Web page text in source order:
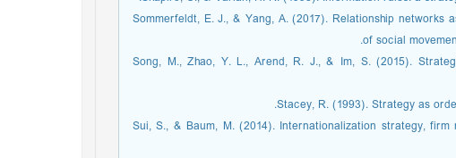
Sommerfeldt, E. J., & Yang, A. (2017). Relationship
of social
Song, M., Zhao, Y. L., Arend, R. J., & Im, S. (2015).
Stacey, R. (1993). Strategy as
Sui, S., & Baum, M. (2014). Internationalization strategy,